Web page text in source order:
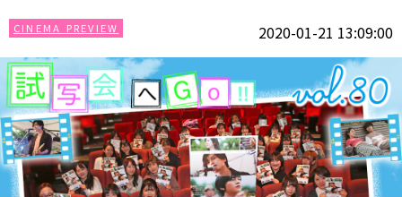
CINEMA PREVIEW 2020-01-21 13:09:00